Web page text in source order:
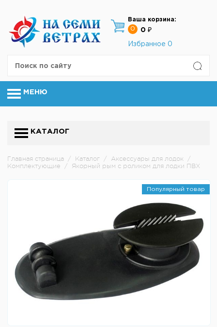
Ваша корзина:
0
0 ₽
Избранное 0
МЕНЮ
КАТАЛОГ
Главная страница / Каталог / Аксессуары для лодок /
Комплектующие
/ Якорный рым с роликом для лодки ПВХ
Популярный товар